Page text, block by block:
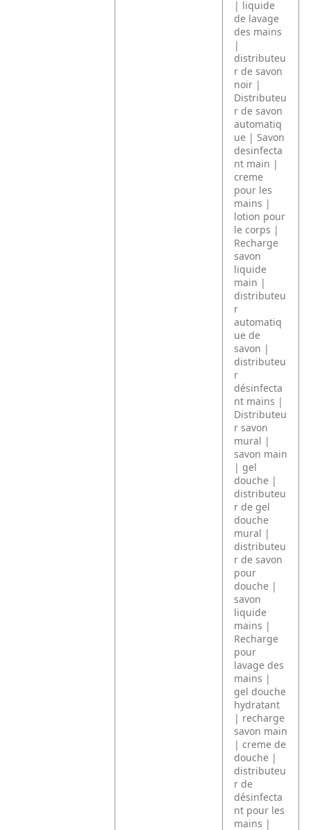
| liquide
de lavage
des mains
|
distributeu
r de savon
noir |
Distributeu
r de savon
automatiq
ue | Savon
desinfecta
nt main |
creme
pour les
mains |
lotion pour
le corps |
Recharge
savon
liquide
main |
distributeu
r
automatiq
ue de
savon |
distributeu
r
désinfecta
nt mains |
Distributeu
r savon
mural |
savon main
| gel
douche |
distributeu
r de gel
douche
mural |
distributeu
r de savon
pour
douche |
savon
liquide
mains |
Recharge
pour
lavage des
mains |
gel douche
hydratant
| recharge
savon main
| creme de
douche |
distributeu
r de
désinfecta
nt pour les
mains |